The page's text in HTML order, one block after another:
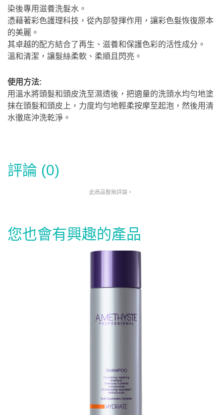
染後專用滋養洗髮水。
憑藉著彩色護理科技，從內部發揮作用，讓彩色髮恢復原本
的美麗。
其卓越的配方結合了再生、滋養和保護色彩的活性成分。
溫和清潔，讓髮絲柔軟、柔順且閃亮。
使用方法:
用溫水將頭髮和頭皮洗至濕透後，把適量的洗頭水均勻地塗
抹在頭髮和頭皮上，力度均勻地輕柔按摩至起泡，然後用清
水徹底沖洗乾淨。
評論 (0)
此商品暫無評論。
您也會有興趣的產品